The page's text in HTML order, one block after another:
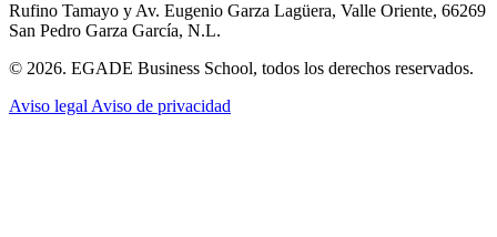
Rufino Tamayo y Av. Eugenio Garza Lagüera, Valle Oriente, 66269
San Pedro Garza García, N.L.
© 2026. EGADE Business School, todos los derechos reservados.
Aviso legal Aviso de privacidad